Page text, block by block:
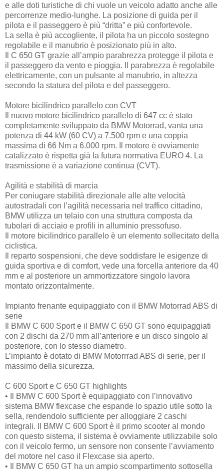
e alle doti turistiche di chi vuole un veicolo adatto anche alle
percorrenze medio-lunghe. La posizione di guida per il
pilota e il passeggero è più “dritta” e più confortevole.
La sella è più accogliente, il pilota ha un piccolo sostegno
regolabile e il manubrio è posizionato più in alto.
Il C 650 GT grazie all’ampio parabrezza protegge il pilota e
il passeggero da vento e pioggia. Il parabrezza è regolabile
elettricamente, con un pulsante al manubrio, in altezza
secondo la statura del pilota e del passeggero.
Motore bicilindrico parallelo con CVT
Il nuovo motore bicilindrico parallelo di 647 cc è stato
completamente sviluppato da BMW Motorrad, vanta una
potenza di 44 kW (60 CV) a 7.500 rpm e una coppia
massima di 66 Nm a 6.000 rpm. Il motore è ovviamente
catalizzato è rispetta già la futura normativa EURO 4. La
trasmissione è a variazione continua (CVT).
Agilità e stabilità di marcia
Per coniugare stabilità direzionale alle alte velocità
autostradali con l’agilità necessaria nel traffico cittadino,
BMW utilizza un telaio con una struttura composta da
tubolari di acciaio e profili in alluminio pressofuso.
Il motore bicilindrico parallelo è un elemento sollecitato della
ciclistica.
Il reparto sospensioni, che deve soddisfare le esigenze di
guida sportiva e di comfort, vede una forcella anteriore da 40
mm e al posteriore un ammortizzatore singolo lavora
montato orizzontalmente.
Impianto frenante equipaggiato con il BMW Motorrad ABS di
serie
Il BMW C 600 Sport e il BMW C 650 GT sono equipaggiati
con 2 dischi da 270 mm all’anteriore e un disco singolo al
posteriore, con lo stesso diametro.
L’impianto è dotato di BMW Motorrrad ABS di serie, per il
massimo della sicurezza.
C 600 Sport e C 650 GT highlights
•
Il BMW C 600 Sport è equipaggiato con l’innovativo
sistema BMW flexcase che espande lo spazio utile sotto la
sella, rendendolo sufficiente per alloggiare 2 caschi
integrali. Il BMW C 600 Sport è il primo scooter al mondo
con questo sistema, il sistema è ovviamente utilizzabile solo
con il veicolo fermo, un sensore non consente l’avviamento
del motore nel caso il Flexcase sia aperto.
•
Il BMW C 650 GT ha un ampio scompartimento sottosella